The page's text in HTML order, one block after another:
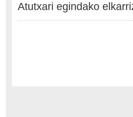
Atutxari egindako